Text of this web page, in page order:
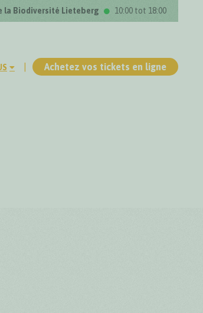
la Biodiversité Lieteberg 10:00 tot 18:00
Achetez vos tickets en ligne